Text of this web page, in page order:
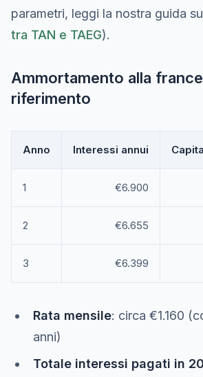
parametri, leggi la nostra guida
tra TAN e TAEG).
Ammortamento alla
riferimento
Anno Interessi annui
1 €6.900
2 €6.655
3 €6.399
Rata mensile: circa €1.160
anni)
Totale interessi pagati in